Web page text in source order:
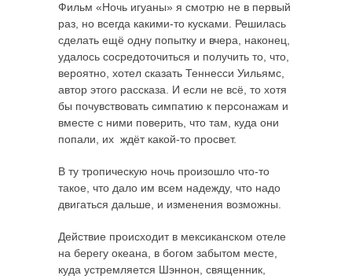
Фильм «Ночь игуаны» я смотрю не в первый
раз, но всегда какими-то кусками. Решилась
сделать ещё одну попытку и вчера, наконец,
удалось сосредоточиться и получить то, что,
вероятно, хотел сказать Теннесси Уильямс,
автор этого рассказа. И если не всё, то хотя
бы почувствовать симпатию к персонажам и
вместе с ними поверить, что там, куда они
попали, их ждёт какой-то просвет.
В ту тропическую ночь произошло что-то
такое, что дало им всем надежду, что надо
двигаться дальше, и изменения возможны.
Действие происходит в мексиканском отеле
на берегу океана, в богом забытом месте,
куда устремляется Шэннон, священник,